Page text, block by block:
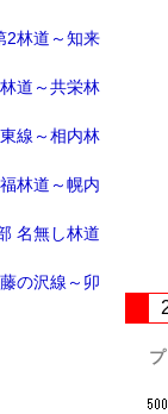
2林道～知来
道～共栄林
線～相内林
林道～幌内
名無し林道
の沢線～卯